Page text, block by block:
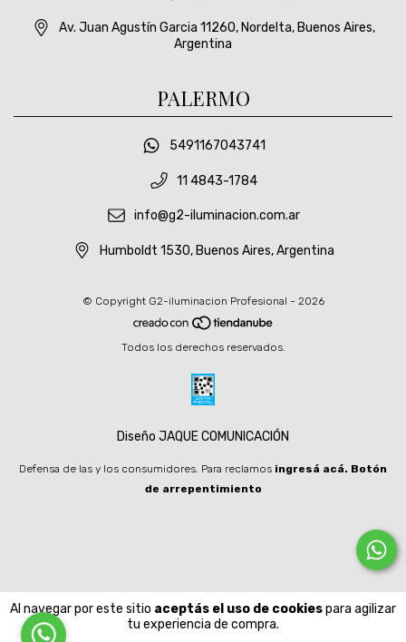
Al navegar por este sitio aceptás el uso de cookiespara agilizar
tu experiencia de compra.
Av. Juan Agustín Garcia 11260, Nordelta, Buenos Aires,
Argentina
PALERMO
5491167043741
11 4843-1784
info@g2-iluminacion.com.ar
Humboldt 1530, Buenos Aires, Argentina
© Copyright G2-iluminacion Profesional - 2026
Todos los derechos reservados.
Diseño JAQUE COMUNICACIÓN
Defensa de las y los consumidores. Para reclamos ingresá acá. Botón
de arrepentimiento